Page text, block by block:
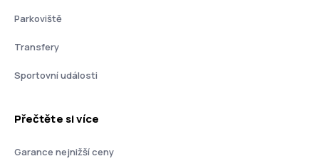
Parkoviště
Transfery
Sportovní události
Přečtěte si více
Garance nejnižší ceny